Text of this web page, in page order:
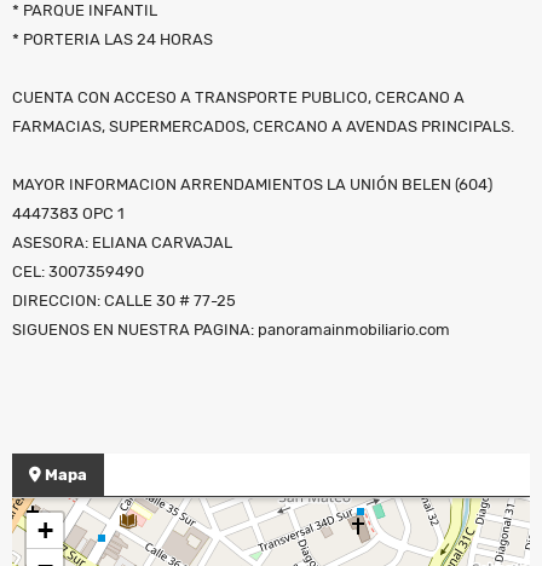
* PARQUE INFANTIL
* PORTERIA LAS 24 HORAS
CUENTA CON ACCESO A TRANSPORTE PUBLICO, CERCANO A
FARMACIAS, SUPERMERCADOS, CERCANO A AVENDAS PRINCIPALS.
MAYOR INFORMACION ARRENDAMIENTOS LA UNIÓN BELEN (604)
4447383 OPC 1
ASESORA: ELIANA CARVAJAL
CEL: 3007359490
DIRECCION: CALLE 30 # 77-25
SIGUENOS EN NUESTRA PAGINA: panoramainmobiliario.com
Mapa
+